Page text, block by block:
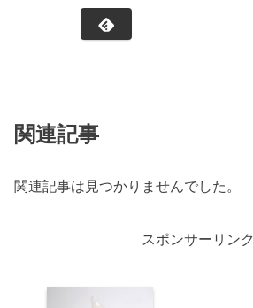
関連記事
関連記事は見つかりませんでした。
スポンサーリンク